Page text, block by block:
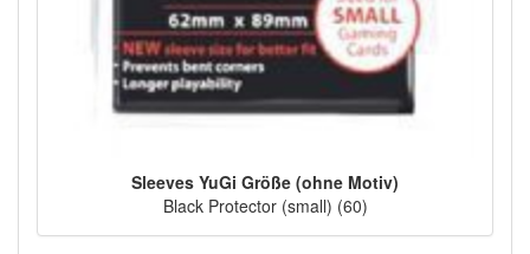
Sleeves YuGi Größe (ohne Motiv)
Black Protector (small) (60)